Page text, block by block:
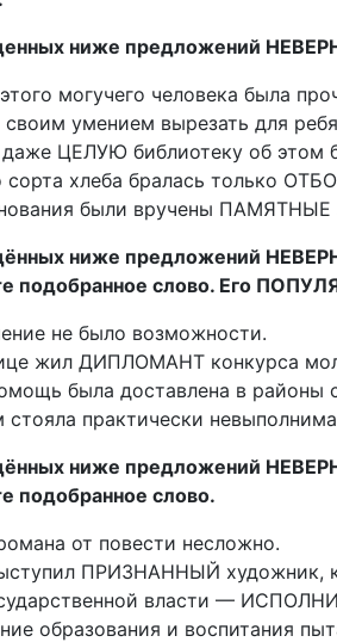
ниже предложений
могучего человека была
своим умением вырезать для
ЦЕЛУЮ библиотеку об этом
сорта хлеба бралась только
были вручены ПАМЯТНЫЕ
ниже предложений
подобранное слово. Его
не было возможности.
жил ДИПЛОМАНТ конкурса
была доставлена в районы
стояла практически
ниже предложений
подобранное слово.
от повести несложно.
ПРИЗНАННЫЙ художник,
власти —
образования и воспитания